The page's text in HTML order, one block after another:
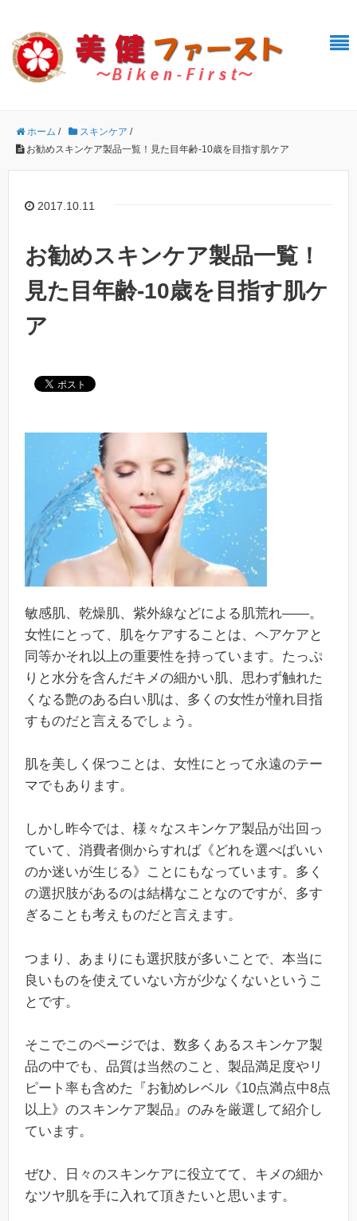
ホーム / スキンケア /
お勧めスキンケア製品一覧！見た目年齢-10歳を目指す肌ケア
2017.10.11
お勧めスキンケア製品一覧！
見た目年齢-10歳を目指す肌ケ
ア
敏感肌、乾燥肌、紫外線などによる肌荒れ――。
女性にとって、肌をケアすることは、ヘアケアと
同等かそれ以上の重要性を持っています。たっぷ
りと水分を含んだキメの細かい肌、思わず触れた
くなる艶のある白い肌は、多くの女性が憧れ目指
すものだと言えるでしょう。
肌を美しく保つことは、女性にとって永遠のテー
マでもあります。
しかし昨今では、様々なスキンケア製品が出回っ
ていて、消費者側からすれば《どれを選べばいい
のか迷いが生じる》ことにもなっています。多く
の選択肢があるのは結構なことなのですが、多す
ぎることも考えものだと言えます。
つまり、あまりにも選択肢が多いことで、本当に
良いものを使えていない方が少なくないというこ
とです。
そこでこのページでは、数多くあるスキンケア製
品の中でも、品質は当然のこと、製品満足度やリ
ピート率も含めた『お勧めレベル《10点満点中8点
以上》のスキンケア製品』のみを厳選して紹介し
ています。
ぜひ、日々のスキンケアに役立てて、キメの細か
なツヤ肌を手に入れて頂きたいと思います。